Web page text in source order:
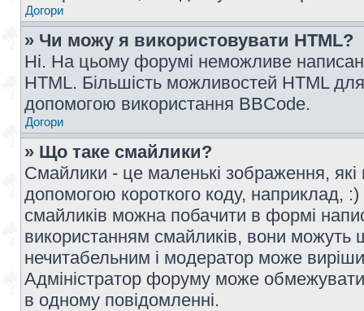
Догори
» Чи можу я використовувати HTML?
Ні. На цьому форумі неможливе
HTML. Більшість можливостей HTML
допомогою використання BBCode.
Догори
» Що таке смайлики?
Смайлики - це маленькі зображення, які
допомогою короткого коду, наприклад,
смайликів можна побачити в формі
використанням смайликів, вони
нечитабельним і модератор може
Адміністратор форуму може обмежувати
в одному повідомленні.